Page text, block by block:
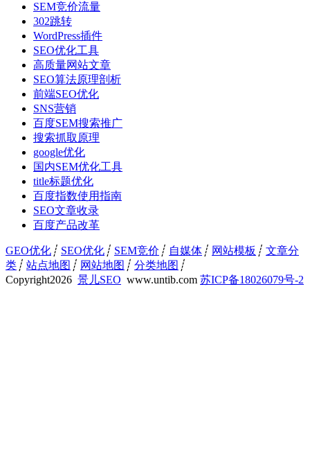
SEM竞价流量
302跳转
WordPress插件
SEO优化工具
高质量网站文章
SEO算法原理剖析
前端SEO优化
SNS营销
百度SEM搜索推广
搜索抓取原理
google优化
国内SEM优化工具
title标题优化
百度指数使用指南
SEO文章收录
百度产品改革
GEO优化 ┊ SEO优化 ┊ SEM竞价 ┊ 自媒体 ┊ 网站模板 ┊ 文章分
类 ┊ 站点地图 ┊ 网站地图 ┊ 分类地图 ┊
Copyright2026 景儿SEO www.untib.com 苏ICP备18026079号-2